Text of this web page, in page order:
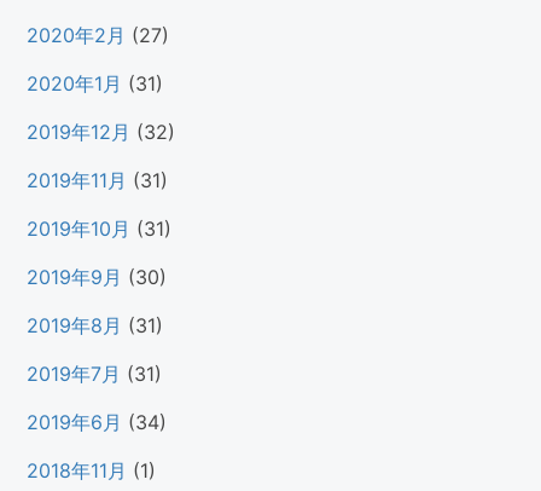
2020年2月 (27)
2020年1月 (31)
2019年12月 (32)
2019年11月 (31)
2019年10月 (31)
2019年9月 (30)
2019年8月 (31)
2019年7月 (31)
2019年6月 (34)
2018年11月 (1)